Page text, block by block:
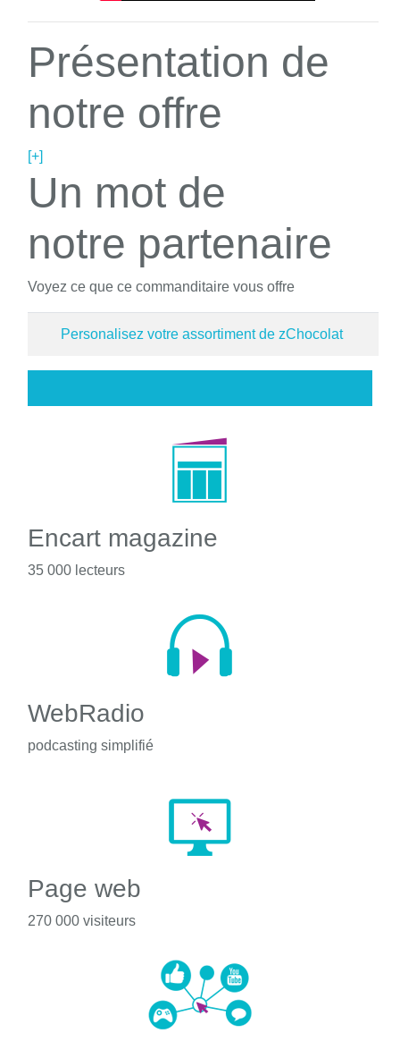
Présentation de
notre offre
[+]
Un mot de
notre partenaire
Voyez ce que ce commanditaire vous offre
Personalisez votre assortiment de zChocolat
Encart magazine
35 000 lecteurs
WebRadio
podcasting simplifié
Page web
270 000 visiteurs